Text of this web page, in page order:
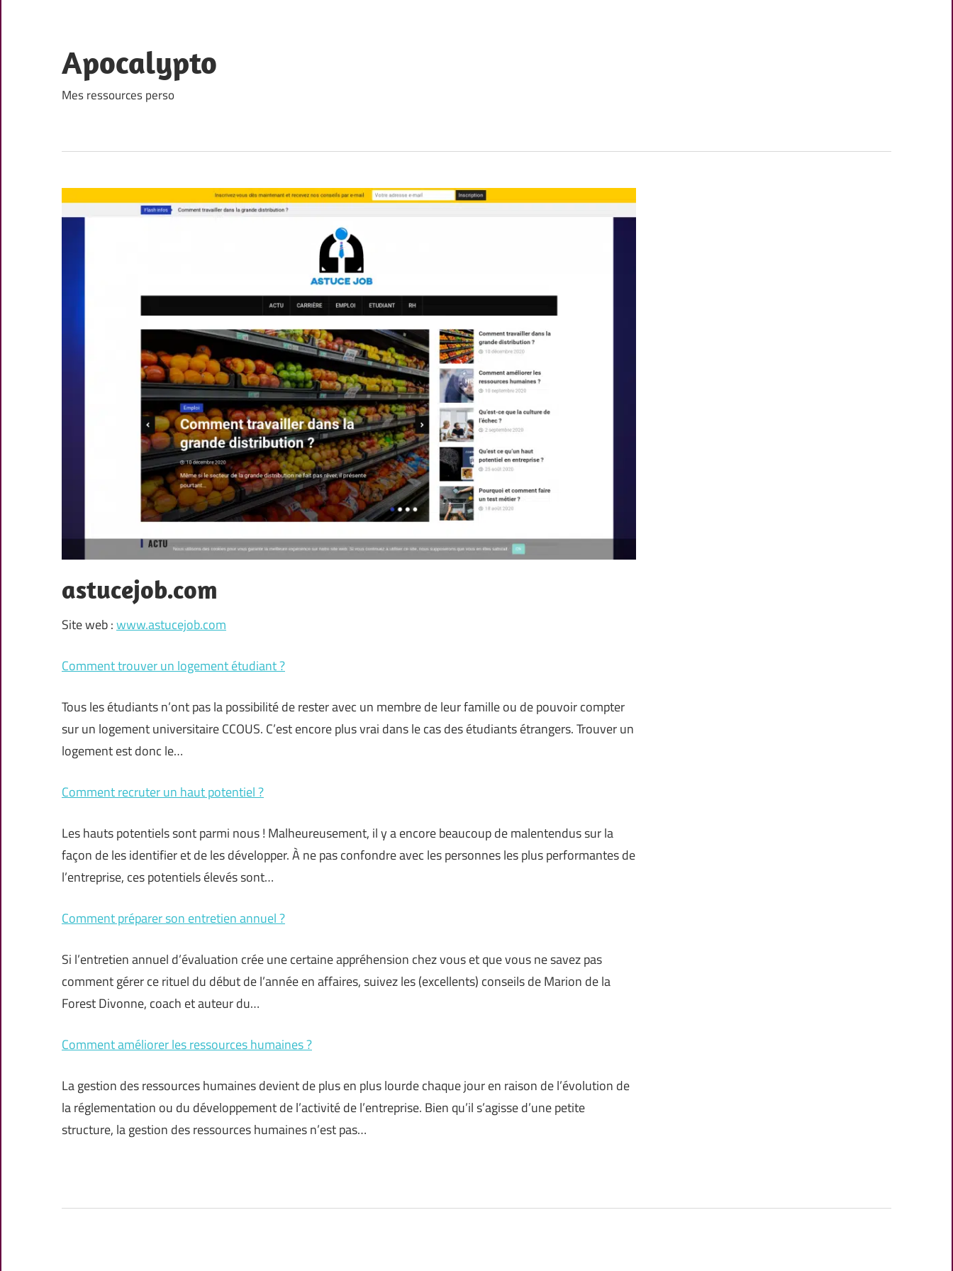
content
Apocalypto
Mes ressources perso
astucejob.com
Site web :www.astucejob.com
Comment trouver un logement étudiant ?
Tous les étudiants n’ont pas la possibilité de rester avec un membre de leur famille ou de pouvoir compter
sur un logement universitaire CCOUS. C’est encore plus vrai dans le cas des étudiants étrangers. Trouver un
logement est donc le…
Comment recruter un haut potentiel ?
Les hauts potentiels sont parmi nous ! Malheureusement, il y a encore beaucoup de malentendus sur la
façon de les identifier et de les développer. À ne pas confondre avec les personnes les plus performantes de
l’entreprise, ces potentiels élevés sont…
Comment préparer son entretien annuel ?
Si l’entretien annuel d’évaluation crée une certaine appréhension chez vous et que vous ne savez pas
comment gérer ce rituel du début de l’année en affaires, suivez les (excellents) conseils de Marion de la
Forest Divonne, coach et auteur du…
Comment améliorer les ressources humaines ?
La gestion des ressources humaines devient de plus en plus lourde chaque jour en raison de l’évolution de
la réglementation ou du développement de l’activité de l’entreprise. Bien qu’il s’agisse d’une petite
structure, la gestion des ressources humaines n’est pas…